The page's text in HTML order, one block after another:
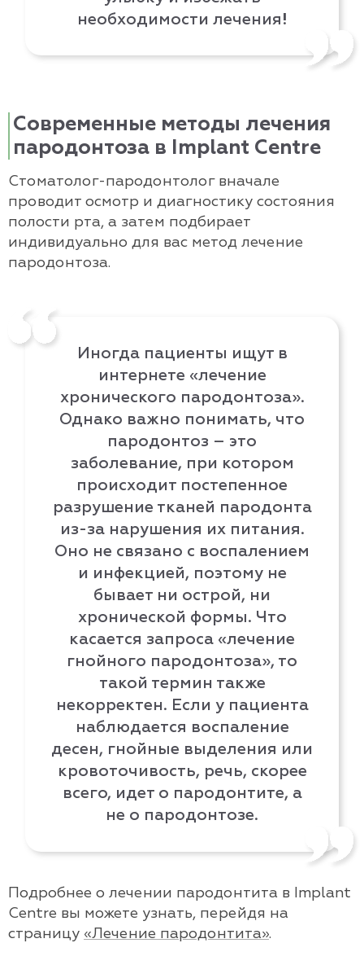
необходимости лечения!
Современные методы лечения
пародонтоза в Implant Centre
Стоматолог-пародонтолог вначале
проводит осмотр и диагностику состояния
полости рта, а затем подбирает
индивидуально для вас метод лечение
пародонтоза.
Иногда пациенты ищут в
интернете «лечение
хронического пародонтоза».
Однако важно понимать, что
пародонтоз – это
заболевание, при котором
происходит постепенное
разрушение тканей пародонта
из-за нарушения их питания.
Оно не связано с воспалением
и инфекцией, поэтому не
бывает ни острой, ни
хронической формы. Что
касается запроса «лечение
гнойного пародонтоза», то
такой термин также
некорректен. Если у пациента
наблюдается воспаление
десен, гнойные выделения или
кровоточивость, речь, скорее
всего, идет о пародонтите, а
не о пародонтозе.
Подробнее о лечении пародонтита в Implant
Centre вы можете узнать, перейдя на
страницу «Лечение пародонтита».